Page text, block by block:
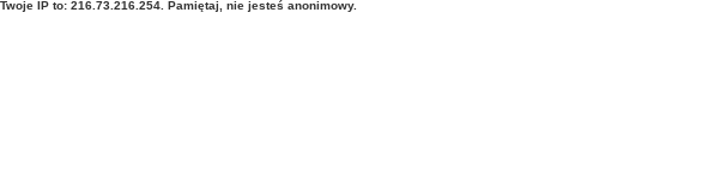
Twoje IP to: 216.73.216.254. Pamiętaj, nie jesteś anonimowy.